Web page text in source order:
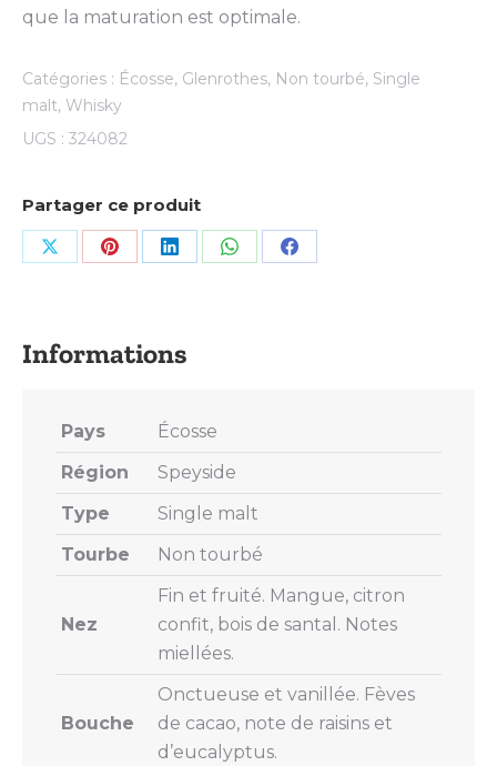
que la maturation est optimale.
Catégories : Écosse, Glenrothes, Non tourbé, Single
malt, Whisky
UGS : 324082
Partager ce produit
Share Share Share Share Share
Pays
Écosse
Région
Speyside
Type
Single malt
Tourbe
Non tourbé
Nez
Fin et fruité. Mangue, citron
confit, bois de santal. Notes
miellées.
Bouche
Onctueuse et vanillée. Fèves
de cacao, note de raisins et
d’eucalyptus.